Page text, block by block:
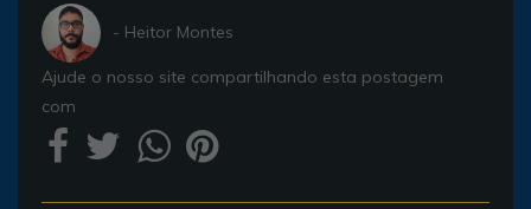
- Heitor Montes
Ajude o nosso site compartilhando esta postagem
com